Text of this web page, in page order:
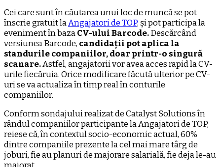
Cei care sunt în căutarea unui loc de muncă se pot
înscrie gratuit laAngajatori de TOP, și pot participa la
eveniment în bazaCV-ului Barcode.Descărcând
versiunea Barcode, candidații pot aplica la
standurile companiilor, doar printr-o singură
scanare.Astfel, angajatorii vor avea acces rapid la CV-
urile fiecăruia. Orice modificare făcută ulterior pe CV-
uri se va actualiza în timp real în conturile
companiilor.
Conform sondajului realizat de Catalyst Solutions în
rândul companiilor participante la Angajatori de TOP,
reiese că, în contextul socio-economic actual, 60%
dintre companiile prezente la cel mai mare târg de
joburi, fie au planuri de majorare salarială, fie deja le-au